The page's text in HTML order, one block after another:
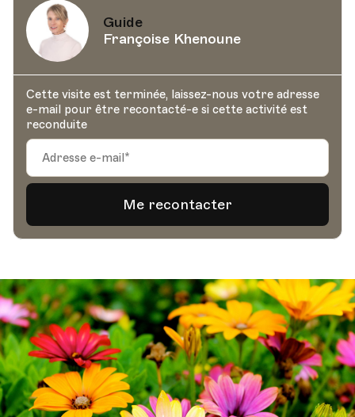
Guide
Françoise Khenoune
Cette visite est terminée, laissez-nous votre adresse
e-mail pour être recontacté-e si cette activité est
reconduite